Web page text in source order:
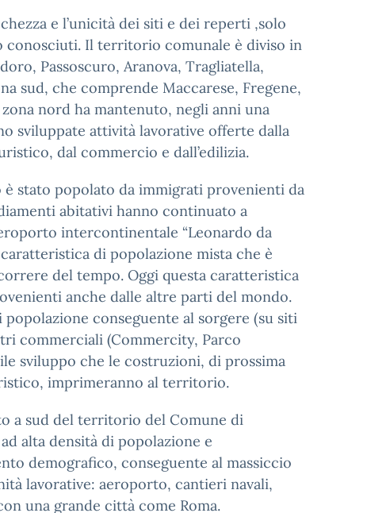
e l’unicità dei siti e dei reperti ,solo
conosciuti. Il territorio comunale è diviso in
Passoscuro, Aranova, Tragliatella,
sud, che comprende Maccarese, Fregene,
nord ha mantenuto, negli anni una
sviluppate attività lavorative offerte dalla
dal commercio e dall’edilizia.
è stato popolato da immigrati provenienti da
abitativi hanno continuato a
intercontinentale “Leonardo da
caratteristica di popolazione mista che è
del tempo. Oggi questa caratteristica
anche dalle altre parti del mondo.
conseguente al sorgere (su siti
commerciali (Commercity, Parco
sviluppo che le costruzioni, di prossima
imprimeranno al territorio.
a sud del territorio del Comune di
alta densità di popolazione e
demografico, conseguente al massiccio
lavorative: aeroporto, cantieri navali,
una grande città come Roma.